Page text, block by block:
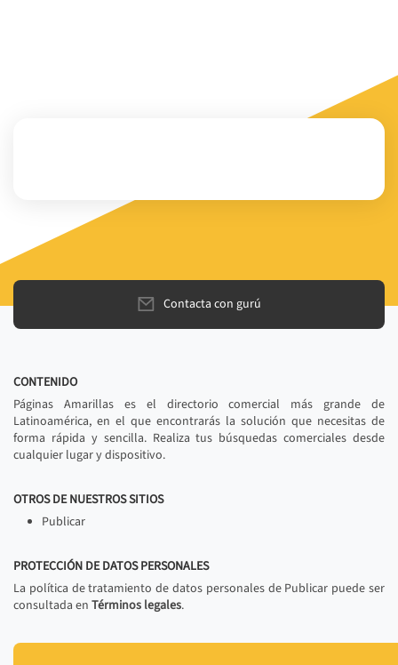
Contacta con gurú
CONTENIDO
Páginas Amarillas es el directorio comercial más grande de
Latinoamérica, en el que encontrarás la solución que necesitas de
forma rápida y sencilla. Realiza tus búsquedas comerciales desde
cualquier lugar y dispositivo.
OTROS DE NUESTROS SITIOS
Publicar
PROTECCIÓN DE DATOS PERSONALES
La política de tratamiento de datos personales de Publicar puede ser
consultada en Términos legales.